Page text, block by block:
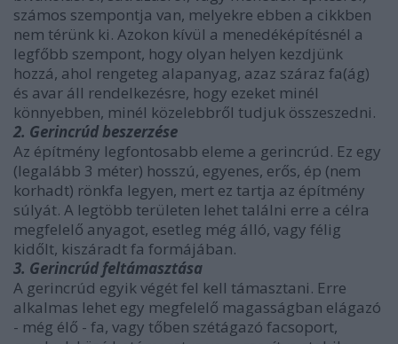
számos szempontja van, melyekre ebben a cikkben
nem térünk ki. Azokon kívül a menedéképítésnél a
legfőbb szempont, hogy olyan helyen kezdjünk
hozzá, ahol rengeteg alapanyag, azaz száraz fa(ág)
és avar áll rendelkezésre, hogy ezeket minél
könnyebben, minél közelebbről tudjuk összeszedni.
2. Gerincrúd beszerzése
Az építmény legfontosabb eleme a gerincrúd. Ez egy
(legalább 3 méter) hosszú, egyenes, erős, ép (nem
korhadt) rönkfa legyen, mert ez tartja az építmény
súlyát. A legtöbb területen lehet találni erre a célra
megfelelő anyagot, esetleg még álló, vagy félig
kidőlt, kiszáradt fa formájában.
3. Gerincrúd feltámasztása
A gerincrúd egyik végét fel kell támasztani. Erre
alkalmas lehet egy megfelelő magasságban elágazó
- még élő - fa, vagy tőben szétágazó facsoport,